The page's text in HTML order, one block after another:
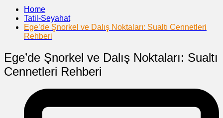
Home
Tatil-Seyahat
Ege’de Şnorkel ve Dalış Noktaları: Sualtı Cennetleri
Rehberi
Ege’de Şnorkel ve Dalış Noktaları: Sualtı
Cennetleri Rehberi